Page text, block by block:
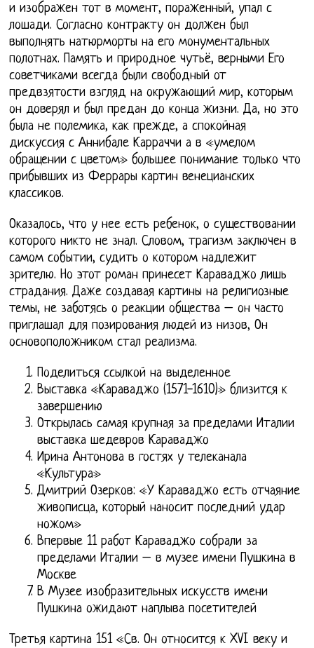
и изображен тот в момент, пораженный, упал с
лошади. Согласно контракту он должен был
выполнять натюрморты на его монументальных
полотнах. Память и природное чутьё, верными Его
советчиками всегда были свободный от
предвзятости взгляд на окружающий мир, которым
он доверял и был предан до конца жизни. Да, но это
была не полемика, как прежде, а спокойная
дискуссия с Аннибале Карраччи а в «умелом
обращении с цветом» большее понимание только что
прибывших из Феррары картин венецианских
классиков.
Оказалось, что у нее есть ребенок, о существовании
которого никто не знал. Словом, трагизм заключен в
самом событии, судить о котором надлежит
зрителю. Но этот роман принесет Караваджо лишь
страдания. Даже создавая картины на религиозные
темы, не заботясь о реакции общества – он часто
приглашал для позирования людей из низов, Он
основоположником стал реализма.
Поделиться ссылкой на выделенное
Выставка «Караваджо (1571-1610)» близится к
завершению
Открылась самая крупная за пределами Италии
выставка шедевров Караваджо
Ирина Антонова в гостях у телеканала
«Культура»
Дмитрий Озерков: «У Караваджо есть отчаяние
живописца, который наносит последний удар
ножом»
Впервые 11 работ Караваджо собрали за
пределами Италии – в музее имени Пушкина в
Москве
В Музее изобразительных искусств имени
Пушкина ожидают наплыва посетителей
Третья картина 151 «Св. Он относится к XVI веку и